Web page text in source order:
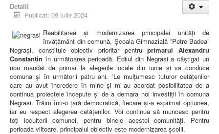
Detalii
Publicat: 09 Iulie 2024
Reabilitarea și modernizarea principalei unități de
învățământ din comună, Școala Gimnazială ”Petre Badea”
Negrași, constituie obiectiv prioritar pentruprimarul Alexandru
Constantin în următoarea perioadă. Edilul din Negrași a câștigat un
nou mandat de primar la alegerile locale din iunie și va conduce
comuna și în următorii patru ani. ”Le mulțumesc tuturor cetățenilor
care au avut încredere în mine și mi-au acordat posibilitatea de a
continua proiectele începute și de a demara noi investiții în comuna
Negrași. Trăim într-o țară democratică, fiecare și-a exprimat opțiunea,
iar eu respect alegerea cetățenilor. Voi continua să muncesc pentru
toți locuitorii comunei, pentru binele acestei comunități. Pentru
perioada viitoare, principalul obiectiv este modernizarea școlii.